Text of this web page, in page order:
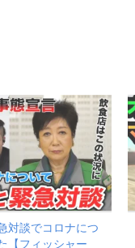
対談でコロナにつ
【フィッシャー